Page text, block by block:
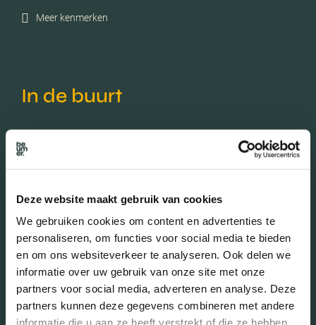
Deze website maakt gebruik van cookies
We gebruiken cookies om content en advertenties te
personaliseren, om functies voor social media te bieden
en om ons websiteverkeer te analyseren. Ook delen we
informatie over uw gebruik van onze site met onze
partners voor social media, adverteren en analyse. Deze
partners kunnen deze gegevens combineren met andere
informatie die u aan ze heeft verstrekt of die ze hebben
Meer kenmerken
In de buurt
Bakkerij Banken
Busstations
Stadhuis Luchthaven
Metrostation Musea
Parken Parkeerplaats
Restaurant Scholen